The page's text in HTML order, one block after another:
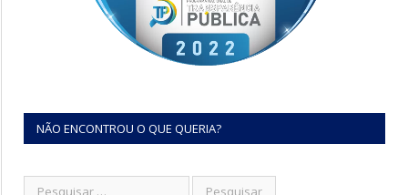
NÃO ENCONTROU O QUE QUERIA?